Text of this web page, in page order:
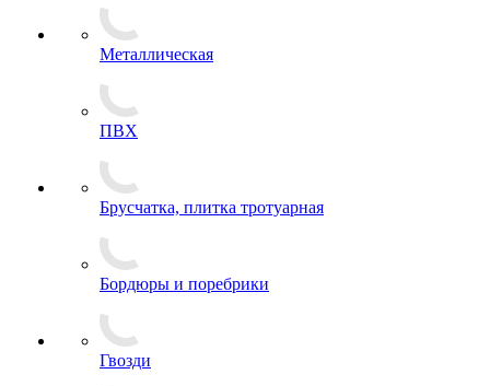
Металлическая
ПВХ
Брусчатка, плитка тротуарная
Бордюры и поребрики
Гвозди